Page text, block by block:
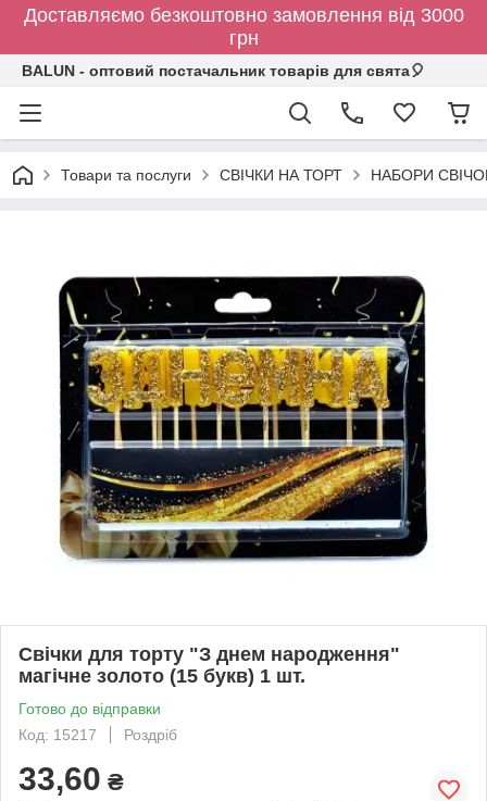
Доставляємо безкоштовно замовлення від 3000
грн
BALUN - оптовий постачальник товарів для свята🎈
Товари та послуги СВІЧКИ НА ТОРТ НАБОРИ
Свічки для торту "З днем народження"
магічне золото (15 букв) 1 шт.
Готово до відправки
Код: 15217
Роздріб
33,60 ₴